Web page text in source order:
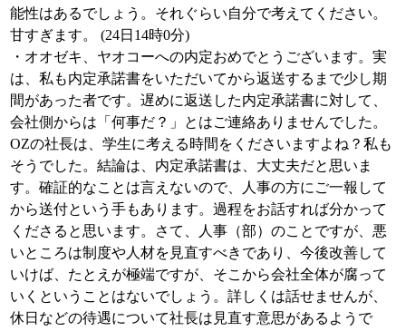
能性はあるでしょう。それぐらい自分で考えてください。
甘すぎます。 (24日14時0分)
・オオゼキ、ヤオコーへの内定おめでとうございます。実
は、私も内定承諾書をいただいてから返送するまで少し期
間があった者です。遅めに返送した内定承諾書に対して、
会社側からは「何事だ？」とはご連絡ありませんでした。
OZの社長は、学生に考える時間をくださいますよね？私も
そうでした。結論は、内定承諾書は、大丈夫だと思いま
す。確証的なことは言えないので、人事の方にご一報して
から送付という手もあります。過程をお話すれば分かって
くださると思います。さて、人事（部）のことですが、悪
いところは制度や人材を見直すべきであり、今後改善して
いけば、たとえが極端ですが、そこから会社全体が腐って
いくということはないでしょう。詳しくは話せませんが、
休日などの待遇について社長は見直す意思があるようで